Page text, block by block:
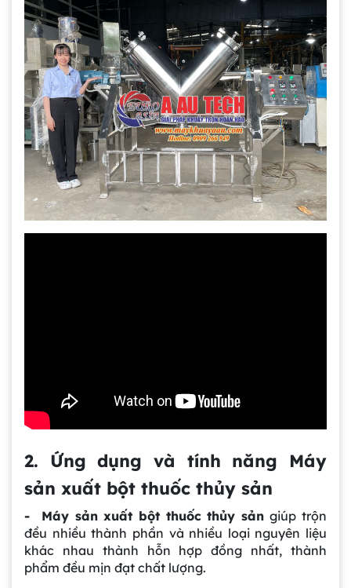
2. Ứng dụng và tính năng Máy
sản xuất bột thuốc thủy sản
- Máy sản xuất bột thuốc thủy sảngiúp trộn
đều nhiều thành phần và nhiều loại nguyên liệu
khác nhau thành hỗn hợp đồng nhất, thành
phẩm đều mịn đạt chất lượng.